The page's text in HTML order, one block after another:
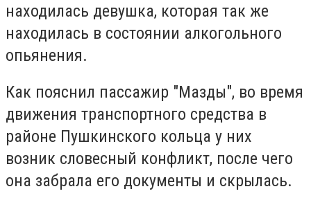
находилась девушка, которая так же
находилась в состоянии алкогольного
опьянения.
Как пояснил пассажир "Мазды", во время
движения транспортного средства в
районе Пушкинского кольца у них
возник словесный конфликт, после чего
она забрала его документы и скрылась.